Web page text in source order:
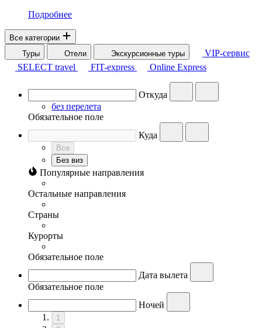
Подробнее
Все категории
Туры
Отели Экскурсионные туры
VIP-сервис
SELECT travel
FIT-express Online Express
Откуда
без перелета
Обязательное поле
Куда
Все
Без виз
Популярные направления
Остальные направления
Страны
Курорты
Обязательное поле
Дата вылета
Обязательное поле
Ночей
1